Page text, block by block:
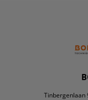
Tinbergenlaan